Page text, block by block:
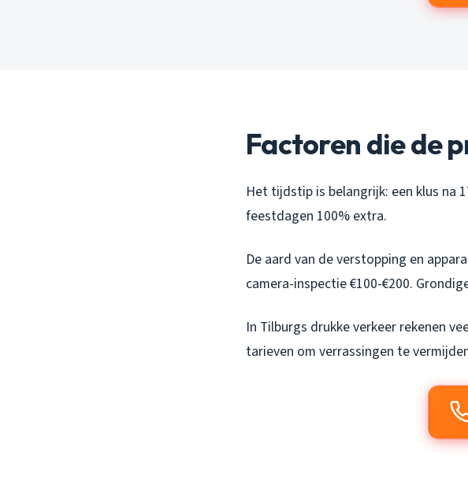
Factoren die de
Het tijdstip is belangrijk: een klus na
feestdagen 100% extra.
De aard van de verstopping en
camera-inspectie €100-€200.
In Tilburgs drukke verkeer rekenen
tarieven om verrassingen te